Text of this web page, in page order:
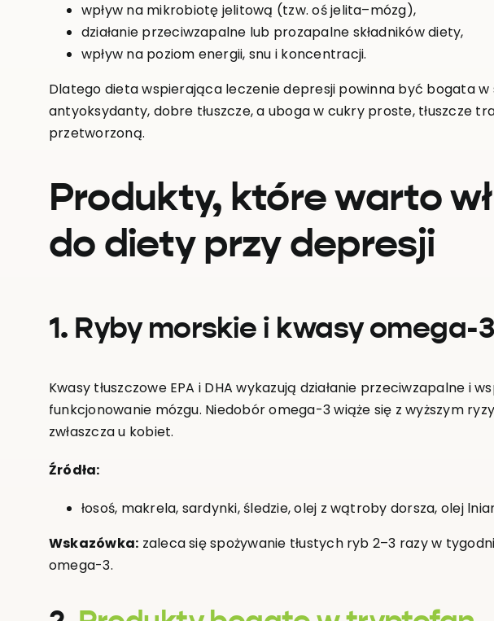
wpływ na mikrobiotę jelitową (tzw. oś jelita–mózg),
działanie przeciwzapalne lub prozapalne składników diety,
wpływ na poziom energii, snu i koncentracji.
Dlatego dieta wspierająca leczenie depresji powinna być bogata w
antyoksydanty, dobre tłuszcze, a uboga w cukry proste, tłuszcze
przetworzoną.
Produkty, które warto
do diety przy depresji
1. Ryby morskie i kwasy omega-3
Kwasy tłuszczowe EPA i DHA wykazują działanie przeciwzapalne i
funkcjonowanie mózgu. Niedobór omega-3 wiąże się z wyższym
zwłaszcza u kobiet.
Źródła:
łosoś, makrela, sardynki, śledzie, olej z wątroby dorsza, olej
Wskazówka: zaleca się spożywanie tłustych ryb 2–3 razy w
omega-3.